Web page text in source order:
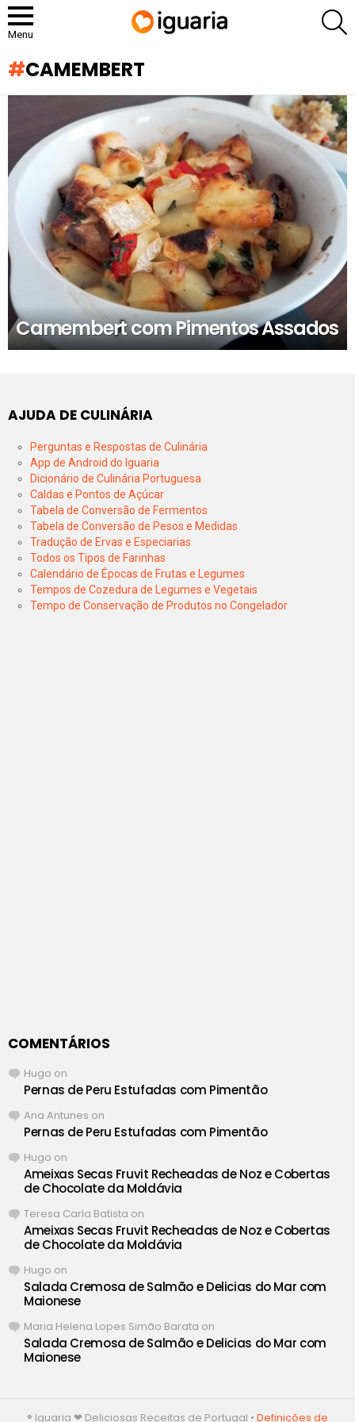
Menu
CAMEMBERT
RECOMENDADOS
Camembert com Pimentos Assados
AJUDA DE CULINÁRIA
Perguntas e Respostas de Culinária
App de Android do Iguaria
Dicionário de Culinária Portuguesa
Caldas e Pontos de Açúcar
Tabela de Conversão de Fermentos
Tabela de Conversão de Pesos e Medidas
Tradução de Ervas e Especiarias
Todos os Tipos de Farinhas
Calendário de Épocas de Frutas e Legumes
Tempos de Cozedura de Legumes e Vegetais
Tempo de Conservação de Produtos no Congelador
COMENTÁRIOS
Hugo on
Pernas de Peru Estufadas com Pimentão
Ana Antunes on
Pernas de Peru Estufadas com Pimentão
Hugo on
Ameixas Secas Fruvit Recheadas de Noz e Cobertas
de Chocolate da Moldávia
Teresa Carla Batista on
Ameixas Secas Fruvit Recheadas de Noz e Cobertas
de Chocolate da Moldávia
Hugo on
Salada Cremosa de Salmão e Delicias do Mar com
Maionese
Maria Helena Lopes Simão Barata on
Salada Cremosa de Salmão e Delicias do Mar com
Maionese
® Iguaria ❤ Deliciosas Receitas de Portugal • Definições de